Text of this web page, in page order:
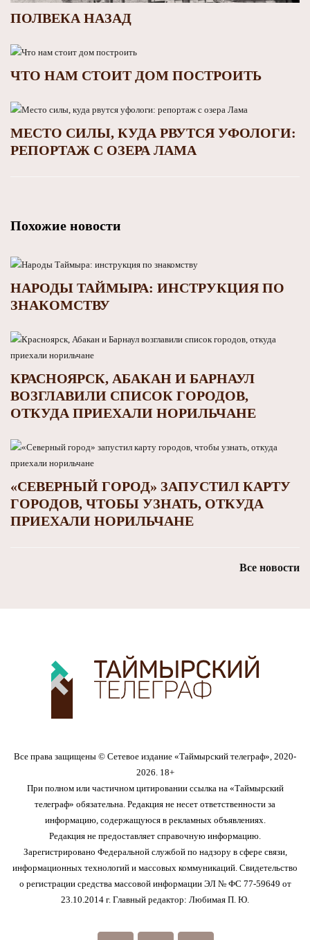
ПОЛВЕКА НАЗАД
ЧТО НАМ СТОИТ ДОМ ПОСТРОИТЬ
МЕСТО СИЛЫ, КУДА РВУТСЯ УФОЛОГИ:
РЕПОРТАЖ С ОЗЕРА ЛАМА
Похожие новости
НАРОДЫ ТАЙМЫРА: ИНСТРУКЦИЯ ПО
ЗНАКОМСТВУ
КРАСНОЯРСК, АБАКАН И БАРНАУЛ
ВОЗГЛАВИЛИ СПИСОК ГОРОДОВ,
ОТКУДА ПРИЕХАЛИ НОРИЛЬЧАНЕ
«СЕВЕРНЫЙ ГОРОД» ЗАПУСТИЛ КАРТУ
ГОРОДОВ, ЧТОБЫ УЗНАТЬ, ОТКУДА
ПРИЕХАЛИ НОРИЛЬЧАНЕ
Все новости
Все права защищены © Сетевое издание «Таймырский телеграф», 2020-
2026. 18+
При полном или частичном цитировании ссылка на «Таймырский
телеграф» обязательна. Редакция не несет ответственности за
информацию, содержащуюся в рекламных объявлениях.
Редакция не предоставляет справочную информацию.
Зарегистрировано Федеральной службой по надзору в сфере связи,
информационных технологий и массовых коммуникаций. Свидетельство
о регистрации средства массовой информации ЭЛ № ФС 77-59649 от
23.10.2014 г. Главный редактор: Любимая П. Ю.